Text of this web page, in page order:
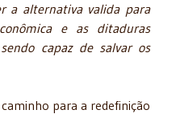
a alternativa valida para
e as ditaduras
capaz de salvar os
para a redefinição